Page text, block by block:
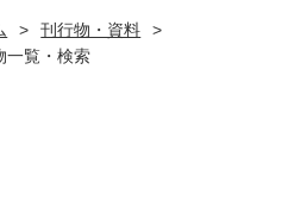
> 刊行物・資料
>
一覧・検索